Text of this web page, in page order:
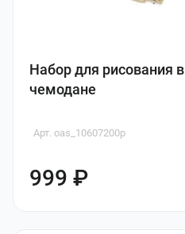
Набор для рисования в
чемодане
Арт. oas_10607200p
999 ₽